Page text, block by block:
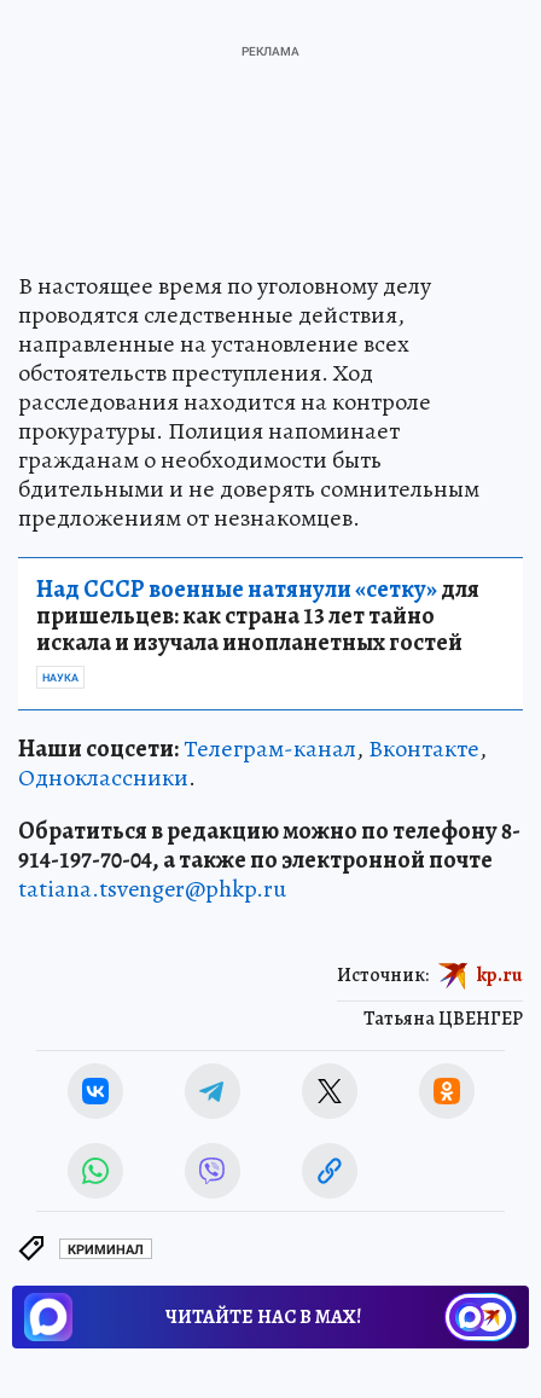
В настоящее время по уголовному делу
проводятся следственные действия,
направленные на установление всех
обстоятельств преступления. Ход
расследования находится на контроле
прокуратуры. Полиция напоминает
гражданам о необходимости быть
бдительными и не доверять сомнительным
предложениям от незнакомцев.
Над СССР военные натянули «сетку»для
пришельцев: как страна 13 лет тайно
искала и изучала инопланетных гостей
НАУКА
Наши соцсети:Телеграм-канал, Вконтакте,
Одноклассники.
Обратиться в редакцию можно по телефону 8-
914-197-70-04, а также по электронной почте
tatiana.tsvenger@phkp.ru
Татьяна ЦВЕНГЕР
Источник: kp.ru
КРИМИНАЛ
ЧИТАЙТЕ НАС В МАХ!